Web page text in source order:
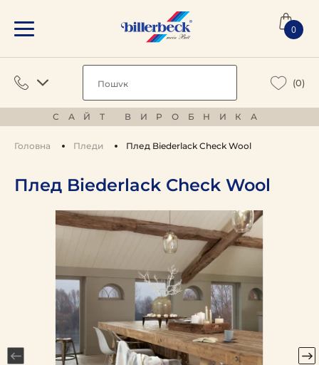
0
(0)
САЙТ ВИРОБНИКА
Головна Пледи Плед Biederlack Check Wool
Плед Biederlack Check Wool